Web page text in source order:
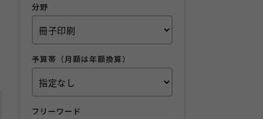
分野
予算帯（月額は年額換算）
フリーワード